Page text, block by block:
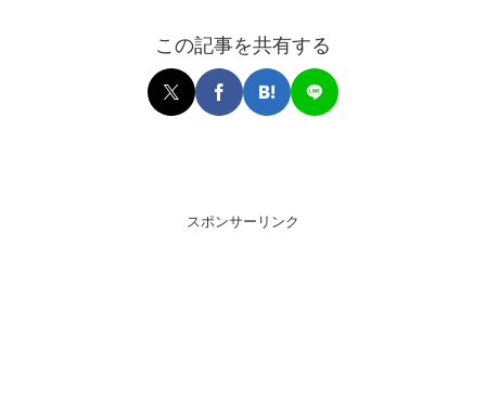
この記事を共有する
スポンサーリンク